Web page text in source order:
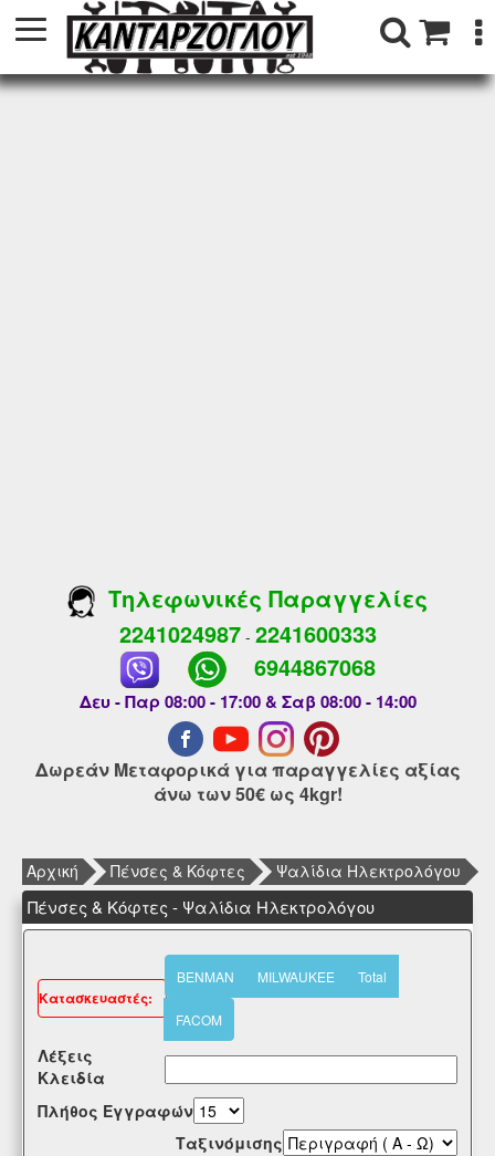
Τηλεφωνικές Παραγγελίες
2241024987- 2241600333
6944867068
Δευ - Παρ 08:00 - 17:00 & Σαβ 08:00 - 14:00
Δωρεάν Μεταφορικά για παραγγελίες αξίας
άνω των 50€ ως 4kgr!
Αρχική Πένσες & Κόφτες Ψαλίδια Ηλεκτρολόγου
Πένσες & Κόφτες - Ψαλίδια Ηλεκτρολόγου
Kατασκευαστές:
BENMAN MILWAUKEE Total
FACOM
Λέξεις
Κλειδία
Πλήθος Εγγραφών
Tαξινόμισης